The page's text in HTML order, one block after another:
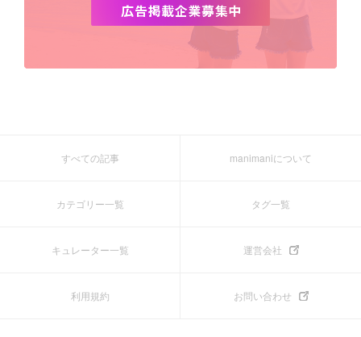
すべての記事 manimaniについて
カテゴリー一覧 タグ一覧
キュレーター一覧 運営会社
利用規約 お問い合わせ